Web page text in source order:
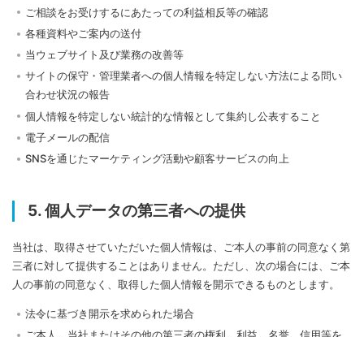
ご相談をお受けするにあたっての利益相反等の確認
各種資料やご案内の送付
当ウェブサイト及び業務の改善等
サイトの保守・管理業者への個人情報を特定しない方法による問い
合わせ状況の報告
個人情報を特定しない統計的な情報として集約し公表すること
電子メールの配信
SNSを通じたマーケティング活動や顧客サービスの向上
5. 個人データの第三者への提供
当社は、取得させていただいた個人情報は、ご本人の事前の同意なく第
三者に対して提供することはありません。ただし、次の場合には、ご本
人の事前の同意なく、取得した個人情報を開示できるものとします。
法令に基づき開示を求められた場合